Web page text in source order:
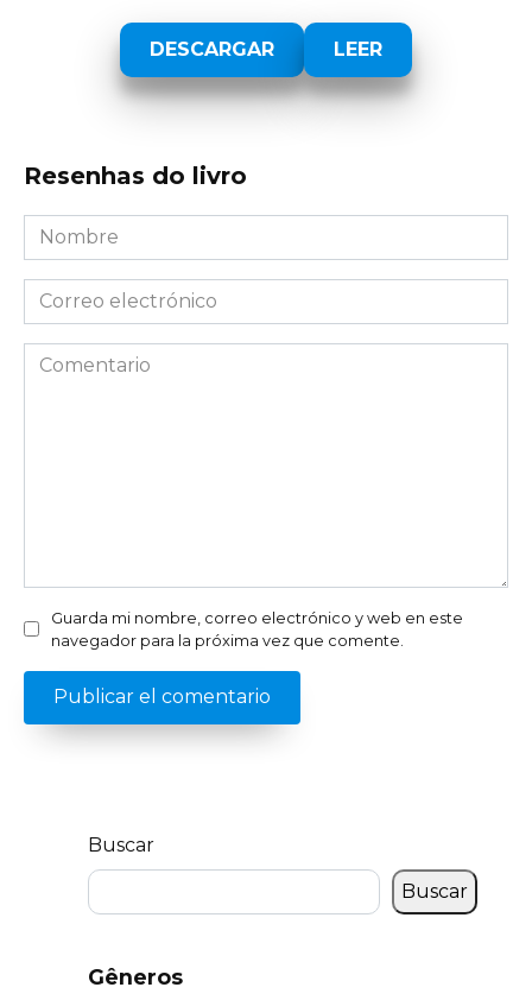
DESCARGAR LEER
Resenhas do livro
Nombre
*
Correo
electrónico
*Comentario
Guarda mi nombre, correo electrónico y web en este
navegador para la próxima vez que comente.
Buscar
Buscar
Gêneros